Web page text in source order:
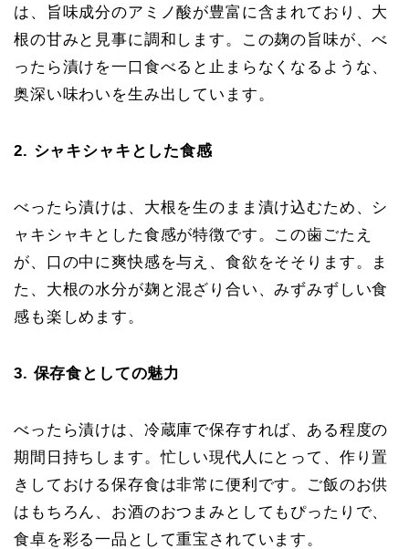
は、旨味成分のアミノ酸が豊富に含まれており、大
根の甘みと見事に調和します。この麹の旨味が、べ
ったら漬けを一口食べると止まらなくなるような、
奥深い味わいを生み出しています。
2. シャキシャキとした食感
べったら漬けは、大根を生のまま漬け込むため、シ
ャキシャキとした食感が特徴です。この歯ごたえ
が、口の中に爽快感を与え、食欲をそそります。ま
た、大根の水分が麹と混ざり合い、みずみずしい食
感も楽しめます。
3. 保存食としての魅力
べったら漬けは、冷蔵庫で保存すれば、ある程度の
期間日持ちします。忙しい現代人にとって、作り置
きしておける保存食は非常に便利です。ご飯のお供
はもちろん、お酒のおつまみとしてもぴったりで、
食卓を彩る一品として重宝されています。